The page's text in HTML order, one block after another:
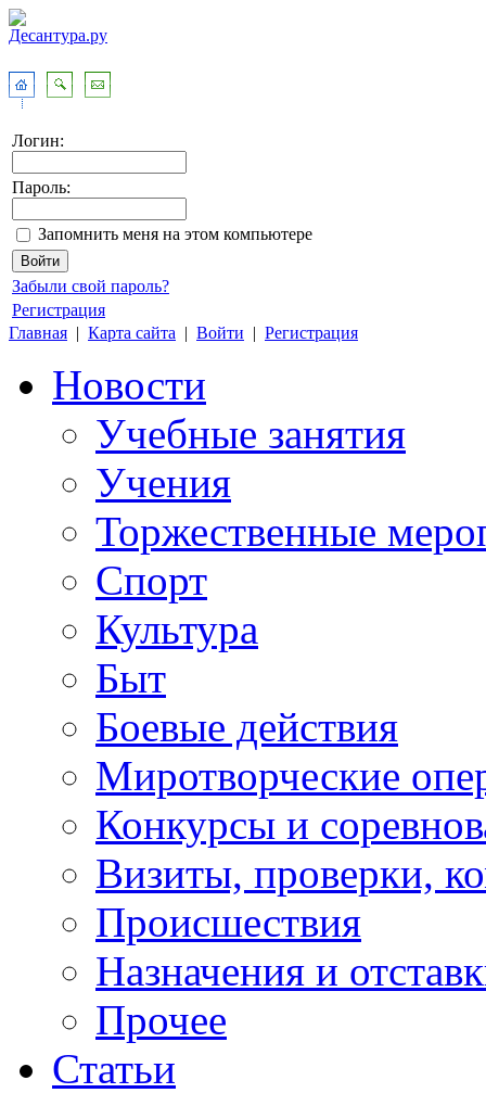
Логин:
Пароль:
Запомнить меня на этом компьютере
Забыли свой пароль?
Регистрация
Главная | Карта сайта | Войти | Регистрация
Новости
Учебные занятия
Учения
Торжественные
Спорт
Культура
Быт
Боевые действия
Миротворческие
Конкурсы и
Визиты, проверки,
Происшествия
Назначения и
Прочее
Статьи